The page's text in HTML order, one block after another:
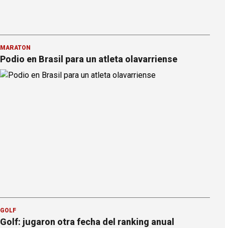
MARATÓN
Podio en Brasil para un atleta olavarriense
GOLF
Golf: jugaron otra fecha del ranking anual